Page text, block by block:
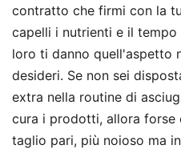
contratto che firmi con la
capelli i nutrienti e il
loro ti danno quell'aspetto
desideri. Se non sei
extra nella routine di
cura i prodotti, allora forse
taglio pari, più noioso ma